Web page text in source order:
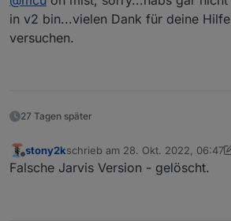
Oder wenn du feststehende
Dann bitte zukünftig den Thread
0-just-another-remarkable-vis
in v2 bin...vielen Dank für deine
versuchen.
27 Tagen später
Offline
stony2kschrieb am 28. Okt. 2022, 06:47
zuletzt editiert von stony2k
Falsche Jarvis Version - gelöscht.